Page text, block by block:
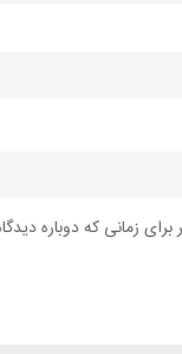
زمانی که دوباره